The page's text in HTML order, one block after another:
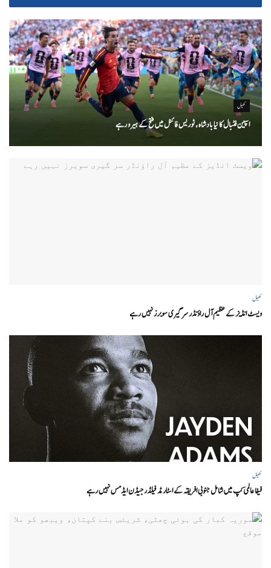
کھیل
اسپین فٹبال کا نیا بادشاہ ، ٹوریس فائنل میں فتح کے ہیرو رہے
کھیل
ویسٹ انڈیز کے عظیم آل راؤنڈر سر گیری سوبرز نہیں رہے
کھیل
فیفا عالمی کپ میں شامل جنوبی افریقہ کے اسٹار مڈ فیلڈر جیڈن ایڈمس نہیں رہے